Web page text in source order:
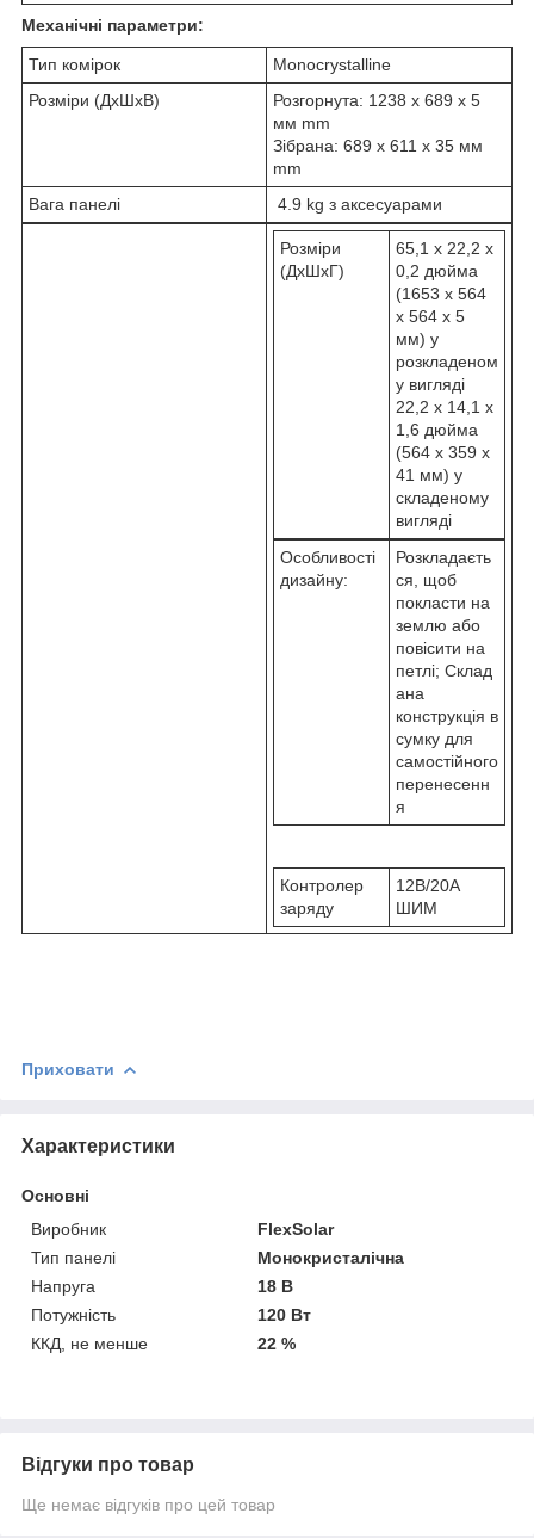
Механічні параметри:
Тип комірок
Monocrystalline
Розміри (ДxШxВ)
Розгорнута: 1238 x 689 x 5
мм mm
Зібрана: 689 x 611 x 35 мм
mm
Вага панелі
4.9 kg з аксесуарами
Розміри
(ДхШхГ)
65,1 x 22,2 x
0,2 дюйма
(1653 x 564
x 564 x 5
мм) у
розкладеном
у вигляді
22,2 x 14,1 x
1,6 дюйма
(564 x 359 x
41 мм) у
складеному
вигляді
Особливості
дизайну:
Розкладаєть
ся, щоб
покласти на
землю або
повісити на
петлі; Склад
ана
конструкція в
сумку для
самостійного
перенесенн
я
Контролер
заряду
12В/20А
ШИМ
Приховати
Характеристики
Основні
Виробник
FlexSolar
Тип панелі
Монокристалічна
Напруга
18 В
Потужність
120 Вт
ККД, не менше
22 %
Відгуки про товар
Ще немає відгуків про цей товар